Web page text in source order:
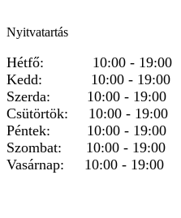
Nyitvatartás
Hétfő: 10:00 - 19:00
Kedd: 10:00 - 19:00
Szerda: 10:00 - 19:00
Csütörtök: 10:00 - 19:00
Péntek: 10:00 - 19:00
Szombat: 10:00 - 19:00
Vasárnap: 10:00 - 19:00